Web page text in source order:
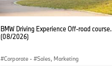
BMW Driving Experience Off-road course.
(08/2026)
Corporate · Sales, Marketing